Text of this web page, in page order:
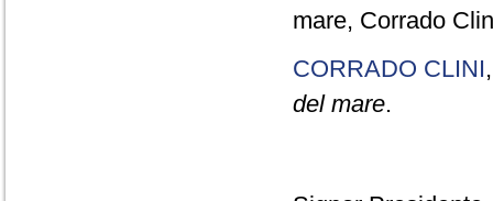
mare, Corrado
CORRADO CLINI
del mare.